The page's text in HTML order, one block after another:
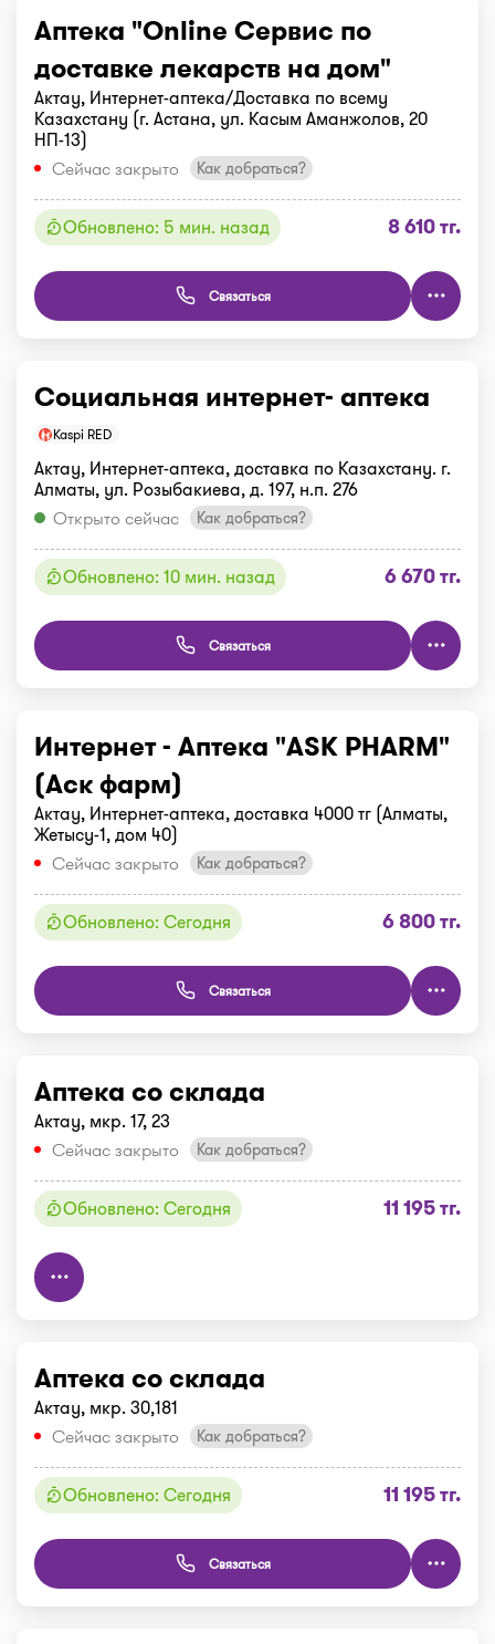
Аптека "Online Сервис по
доставке лекарств на дом"
Актау, Интернет-аптека/Доставка по всему
Казахстану (г. Астана, ул. Касым Аманжолов, 20
НП-13)
Сейчас закрыто
Как добраться?
Обновлено: 5 мин. назад 8 610 тг.
Связаться
Социальная интернет- аптека
Kaspi RED
Актау, Интернет-аптека, доставка по Казахстану. г.
Алматы, ул. Розыбакиева, д. 197, н.п. 276
Открыто сейчас
Как добраться?
Обновлено: 10 мин. назад 6 670 тг.
Связаться
Интернет - Аптека "ASK PHARM"
(Аск фарм)
Актау, Интернет-аптека, доставка 4000 тг (Алматы,
Жетысу-1, дом 40)
Сейчас закрыто
Как добраться?
Обновлено: Сегодня 6 800 тг.
Связаться
Аптека со склада
Актау, мкр. 17, 23
Сейчас закрыто
Как добраться?
Обновлено: Сегодня 11 195 тг.
Аптека со склада
Актау, мкр. 30,181
Сейчас закрыто
Как добраться?
Обновлено: Сегодня 11 195 тг.
Связаться